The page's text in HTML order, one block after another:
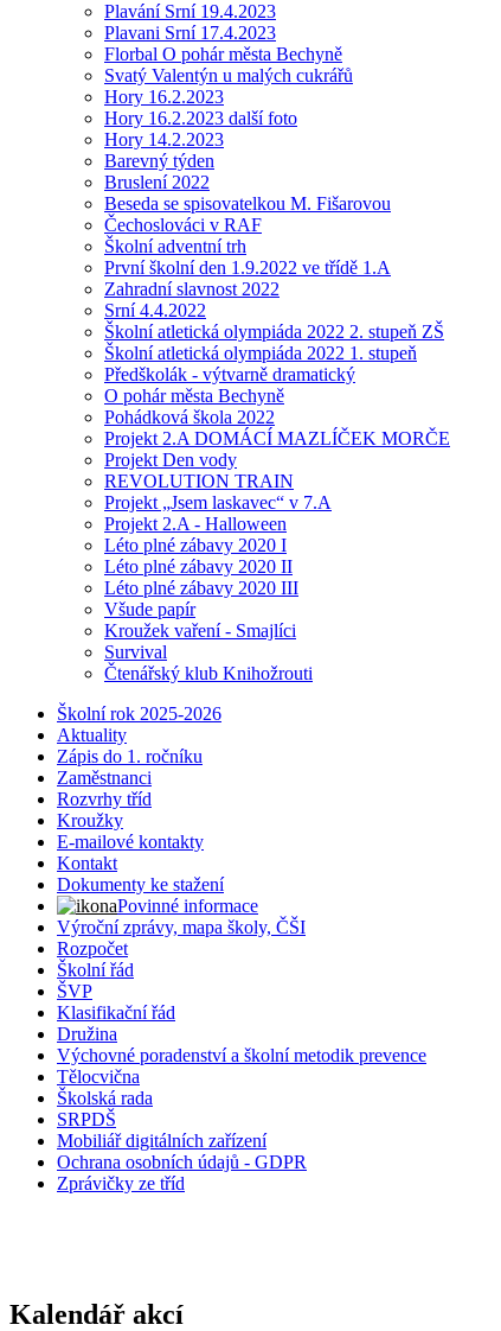
Plavání Srní 19.4.2023
Plavani Srní 17.4.2023
Florbal O pohár města Bechyně
Svatý Valentýn u malých cukrářů
Hory 16.2.2023
Hory 16.2.2023 další foto
Hory 14.2.2023
Barevný týden
Bruslení 2022
Beseda se spisovatelkou M. Fišarovou
Čechoslováci v RAF
Školní adventní trh
První školní den 1.9.2022 ve třídě 1.A
Zahradní slavnost 2022
Srní 4.4.2022
Školní atletická olympiáda 2022 2. stupeň ZŠ
Školní atletická olympiáda 2022 1. stupeň
Předškolák - výtvarně dramatický
O pohár města Bechyně
Pohádková škola 2022
Projekt 2.A DOMÁCÍ MAZLÍČEK MORČE
Projekt Den vody
REVOLUTION TRAIN
Projekt „Jsem laskavec“ v 7.A
Projekt 2.A - Halloween
Léto plné zábavy 2020 I
Léto plné zábavy 2020 II
Léto plné zábavy 2020 III
Všude papír
Kroužek vaření - Smajlíci
Survival
Čtenářský klub Knihožrouti
Školní rok 2025-2026
Aktuality
Zápis do 1. ročníku
Zaměstnanci
Rozvrhy tříd
Kroužky
E-mailové kontakty
Kontakt
Dokumenty ke stažení
Povinné informace
Výroční zprávy, mapa školy, ČŠI
Rozpočet
Školní řád
ŠVP
Klasifikační řád
Družina
Výchovné poradenství a školní metodik prevence
Tělocvična
Školská rada
SRPDŠ
Mobiliář digitálních zařízení
Ochrana osobních údajů - GDPR
Zprávičky ze tříd
Kalendář akcí